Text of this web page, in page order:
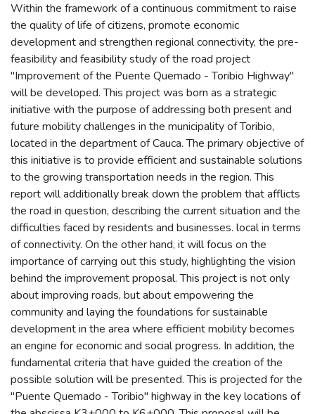
Within the framework of a continuous commitment to raise
the quality of life of citizens, promote economic
development and strengthen regional connectivity, the pre-
feasibility and feasibility study of the road project
"Improvement of the Puente Quemado - Toribio Highway"
will be developed. This project was born as a strategic
initiative with the purpose of addressing both present and
future mobility challenges in the municipality of Toribio,
located in the department of Cauca. The primary objective of
this initiative is to provide efficient and sustainable solutions
to the growing transportation needs in the region. This
report will additionally break down the problem that afflicts
the road in question, describing the current situation and the
difficulties faced by residents and businesses. local in terms
of connectivity. On the other hand, it will focus on the
importance of carrying out this study, highlighting the vision
behind the improvement proposal. This project is not only
about improving roads, but about empowering the
community and laying the foundations for sustainable
development in the area where efficient mobility becomes
an engine for economic and social progress. In addition, the
fundamental criteria that have guided the creation of the
possible solution will be presented. This is projected for the
"Puente Quemado - Toribio" highway in the key locations of